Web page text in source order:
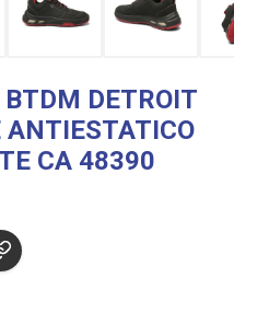
DETROIT
ANTIESTATICO
CA 48390